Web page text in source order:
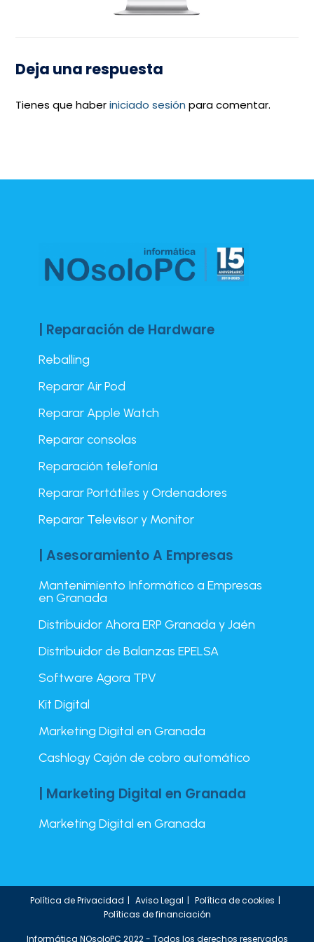
Deja una respuesta
Tienes que haberiniciado sesión para comentar.
| Reparación de Hardware
Reballing
Reparar Air Pod
Reparar Apple Watch
Reparar consolas
Reparación telefonía
Reparar Portátiles y Ordenadores
Reparar Televisor y Monitor
| Asesoramiento A Empresas
Mantenimiento Informático a Empresas
en Granada
Distribuidor Ahora ERP Granada y Jaén
Distribuidor de Balanzas EPELSA
Software Agora TPV
Kit Digital
Marketing Digital en Granada
Cashlogy Cajón de cobro automático
| Marketing Digital en Granada
Marketing Digital en Granada
Política de Privacidad Aviso Legal
Política de cookies
Políticas de financiación
Informática NOsoloPC 2022 - Todos los derechos reservados